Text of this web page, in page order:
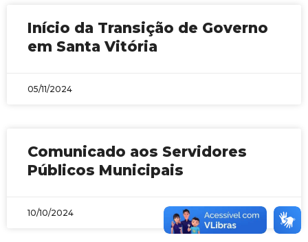
Início da Transição de Governo
em Santa Vitória
05/11/2024
Comunicado aos Servidores
Públicos Municipais
10/10/2024